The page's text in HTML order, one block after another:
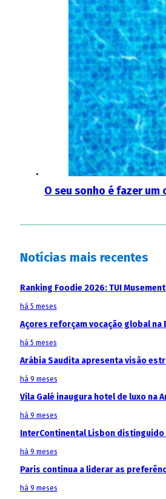
O seu sonho é fazer
Notícias mais recentes
Ranking Foodie 2026: TUI
há 5 meses
Açores reforçam vocação global na
há 5 meses
Arábia Saudita apresenta visão
há 9 meses
Vila Galé inaugura hotel de luxo na
há 9 meses
InterContinental Lisbon
há 9 meses
Paris continua a liderar as
há 9 meses